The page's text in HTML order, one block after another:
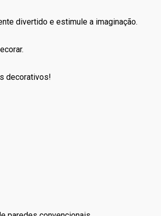
divertido e estimule a imaginação.
decorativos!